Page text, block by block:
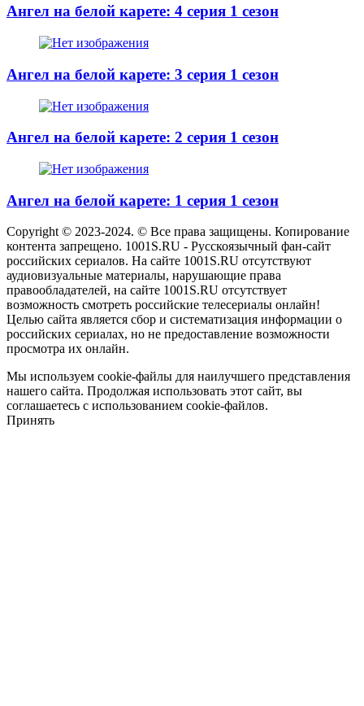
Ангел на белой карете: 4 серия 1 сезон
Ангел на белой карете: 3 серия 1 сезон
Ангел на белой карете: 2 серия 1 сезон
Ангел на белой карете: 1 серия 1 сезон
Copyright © 2023-2024. © Все права защищены. Копирование
контента запрещено. 1001S.RU - Русскоязычный фан-сайт
российских сериалов. На сайте 1001S.RU отсутствуют
аудиовизуальные материалы, нарушающие права
правообладателей, на сайте 1001S.RU отсутствует
возможность смотреть российские телесериалы онлайн!
Целью сайта является сбор и систематизация информации о
российских сериалах, но не предоставление возможности
просмотра их онлайн.
Мы используем cookie-файлы для наилучшего представления
нашего сайта. Продолжая использовать этот сайт, вы
соглашаетесь с использованием cookie-файлов.
Принять